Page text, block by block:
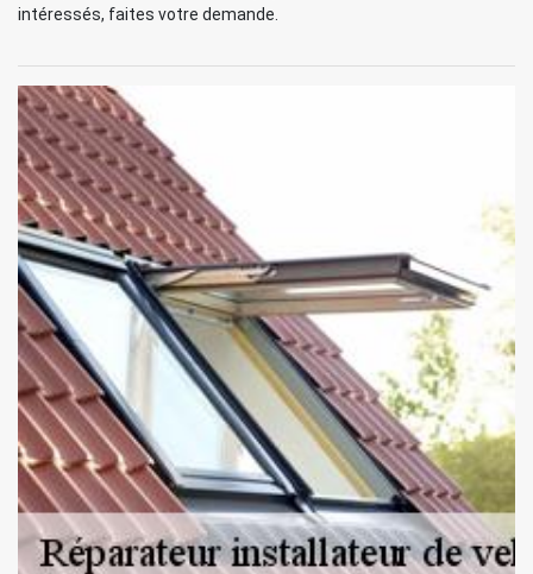
intéressés, faites votre demande.